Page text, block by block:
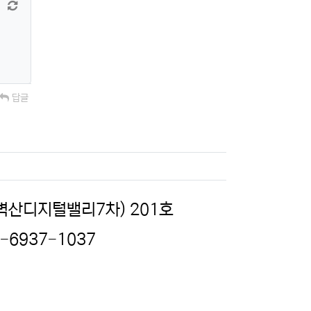
늘이기
댓글창 줄이기
답글
산디지털밸리7차) 201호
6937-1037